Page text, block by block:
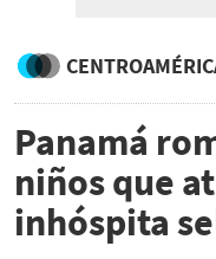
Panamá
niños que
inhóspita